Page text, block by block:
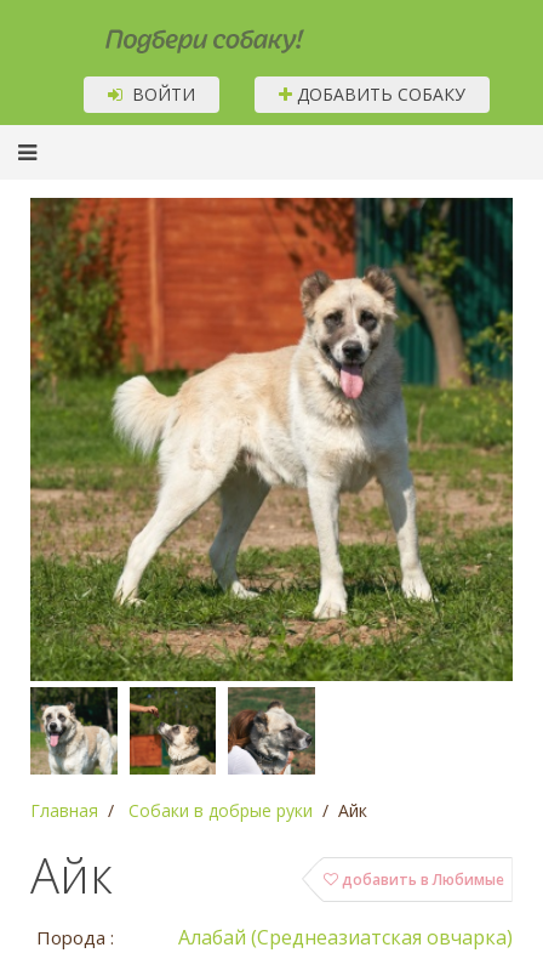
Подбери собаку!
ВОЙТИ ДОБАВИТЬ СОБАКУ
Главная Собаки в добрые руки Айк
добавить в Любимые
Айк
Порода : Алабай (Среднеазиатская овчарка)